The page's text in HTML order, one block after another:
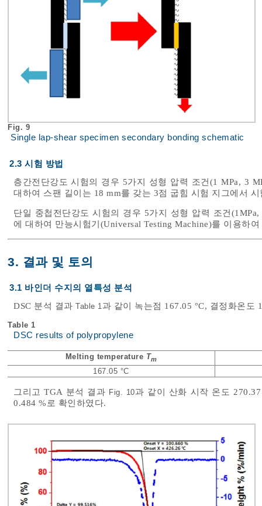
Fig. 9
Single lap-shear specimen secondary bonding schematic
2.3 시험 방법
층간전단강도 시험의 경우 5가지 성형 압력 조건(1 MPa, 3
대하여 스팬 길이는 18 mm를 갖는 3점 굽힘 시험 지그에서
단일 중첩전단강도 시험의 경우 5가지 성형 압력 조건
에 대하여 만능시험기(Universal Testing Machine)를 이용하
3. 결과 및 토의
3.1 바인더 수지의 열특성 분석
DSC 분석 결과 Table 1과 같이 녹는점 167.05 °C, 결정화온도
Table 1
DSC results of polypropylene
Melting temperature Tm
167.05 °C
그리고 TGA 분석 결과 Fig. 10과 같이 산화 시작 온도
0.484 %로 확인하였다.